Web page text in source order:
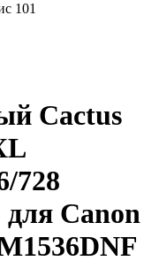
101
Cactus
728
Canon